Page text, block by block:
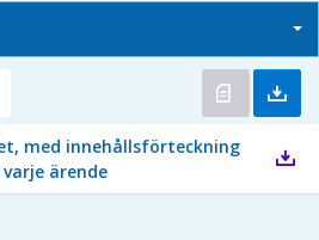
med innehållsförteckning
ärende